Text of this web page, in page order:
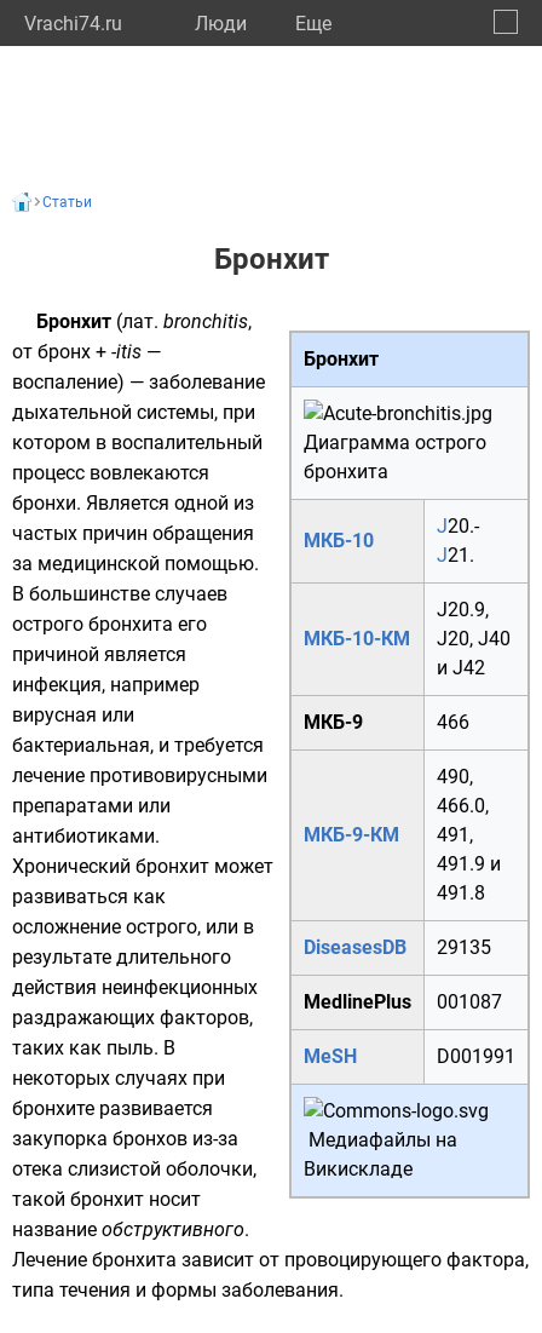
Vrachi74.ru Люди Eще
Статьи
Бронхит
Бронхит
Диаграмма острого
бронхита
МКБ-10
J20.-
J21.
МКБ-10-КМ
J20.9,
J20, J40
и J42
МКБ-9 466
МКБ-9-КМ
490,
466.0,
491 ,
491.9 и
491.8
DiseasesDB 29135
MedlinePlus 001087
MeSH D001991
Медиафайлы на
Викискладе
Бронхит (лат. bronchitis,
от бронх + -itis —
воспаление) — заболевание
дыхательной системы, при
котором в воспалительный
процесс вовлекаются
бронхи. Является одной из
частых причин обращения
за медицинской помощью.
В большинстве случаев
острого бронхита его
причиной является
инфекция, например
вирусная или
бактериальная, и требуется
лечение противовирусными
препаратами или
антибиотиками.
Хронический бронхит может
развиваться как
осложнение острого, или в
результате длительного
действия неинфекционных
раздражающих факторов,
таких как пыль. В
некоторых случаях при
бронхите развивается
закупорка бронхов из-за
отека слизистой оболочки,
такой бронхит носит
название обструктивного.
Лечение бронхита зависит от провоцирующего фактора,
типа течения и формы заболевания.